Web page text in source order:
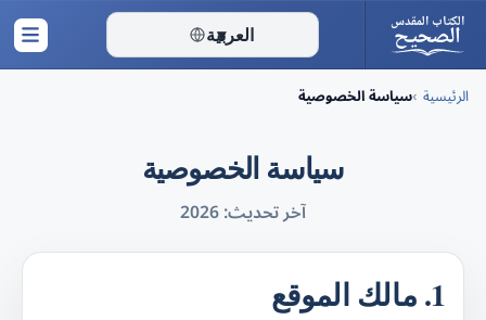
الكتاب المقدس
الصحيح العربية
▾
الرئيسية سياسة الخصوصية
سياسة الخصوصية
آخر تحديث: 2026
1. مالك الموقع